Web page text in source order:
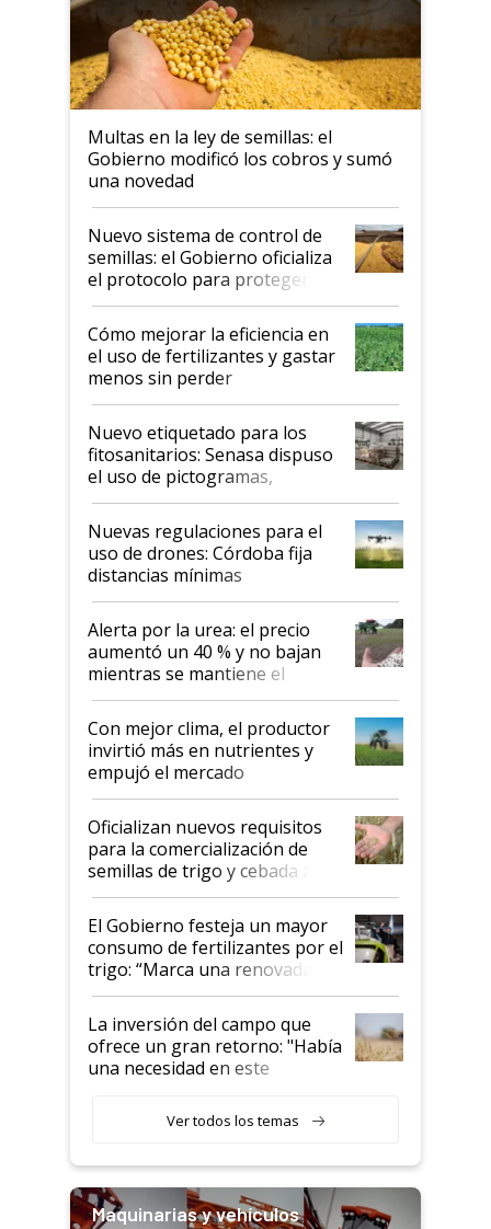
Multas en la ley de semillas: el
Gobierno modificó los cobros y sumó
una novedad
Nuevo sistema de control de
semillas: el Gobierno oficializa
el protocolo para proteger la
propiedad intelectual
Cómo mejorar la eficiencia en
el uso de fertilizantes y gastar
menos sin perder
productividad en la campaña
fina
Nuevo etiquetado para los
fitosanitarios: Senasa dispuso
el uso de pictogramas,
palabras de advertencia e
indicaciones
Nuevas regulaciones para el
uso de drones: Córdoba fija
distancias mínimas
Alerta por la urea: el precio
aumentó un 40 % y no bajan
mientras se mantiene el
conflicto en Medio Oriente
Con mejor clima, el productor
invirtió más en nutrientes y
empujó el mercado
Oficializan nuevos requisitos
para la comercialización de
semillas de trigo y cebada a
granel
El Gobierno festeja un mayor
consumo de fertilizantes por el
trigo: “Marca una renovada
confianza de los productores”
La inversión del campo que
ofrece un gran retorno: "Había
una necesidad en este
Ver todos los temas
Maquinarias y vehículos